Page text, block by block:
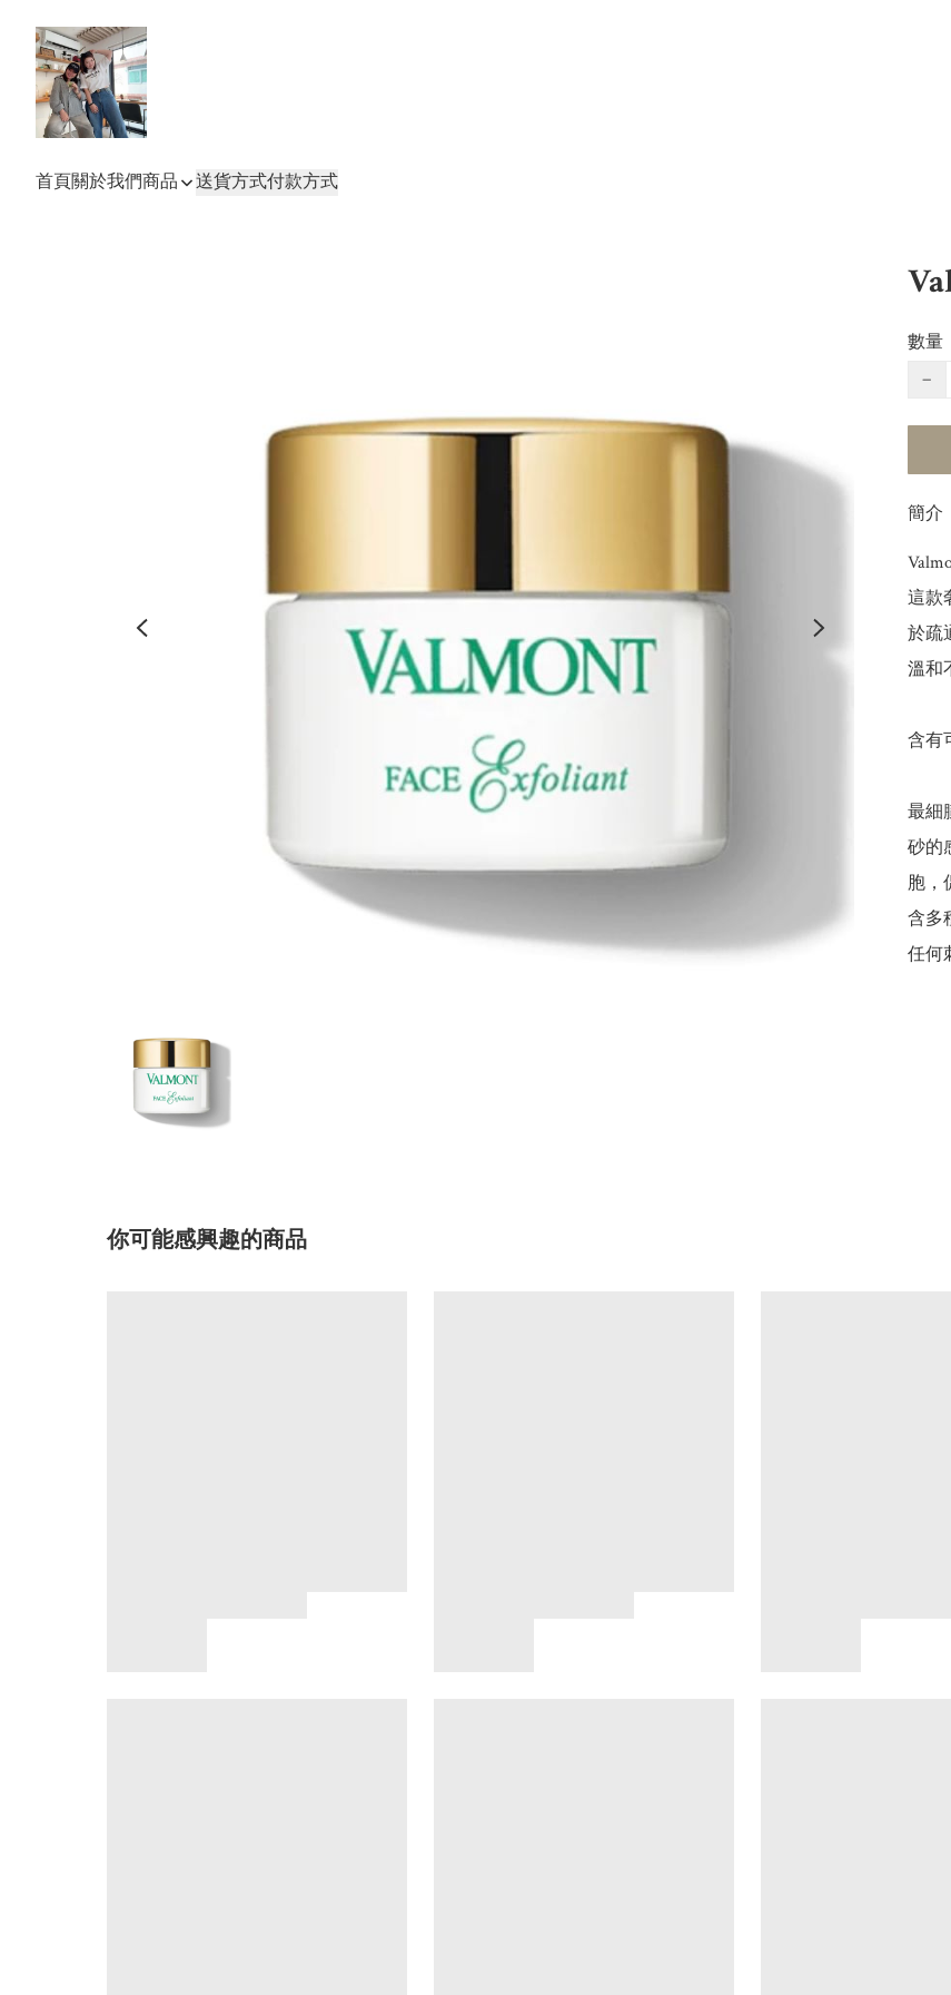
首頁關於我們商品 送貨方式付款方式
數量
−
簡介
這款
於疏
溫和
含有
最細
砂的
胞，
含多
任何
你可能感興趣的商品